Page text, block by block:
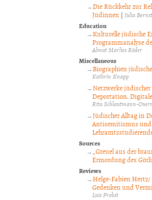
Die Rückkehr zur
Jüdinnen| Julia
Education
Kulturelle jüdische
Programmanalyse
Almut Marlies Röder
Miscellaneous
Biographien
Kathrin Knapp
Netzwerke
Deportation.
Rita Schlautmann-
Jüdischer Alltag in
Antisemitismus
Sources
„Greuel aus der
Ermordung des
Reviews
Helge-Fabien
Gedenken und
Luis Probst